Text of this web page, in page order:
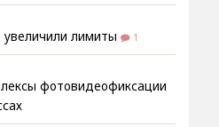
лимиты 1
фотовидеофиксации